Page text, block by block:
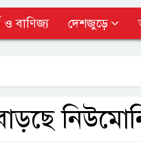
ও বাণিজ্য দেশজুড়ে